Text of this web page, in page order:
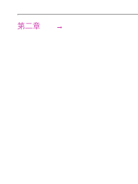
第二章 →